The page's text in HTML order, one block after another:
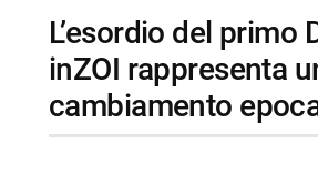
- Steven Basalari, sarà il pubblico a
un’attività: il nuovo video TikTok
- Ascolti TV 7 agosto 2026 Tim
L’Erede
l’esordio del primo DLC di
inZOI rappresenta
cambiamento